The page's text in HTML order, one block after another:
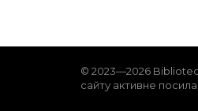
© 2023—2026
сайту активне